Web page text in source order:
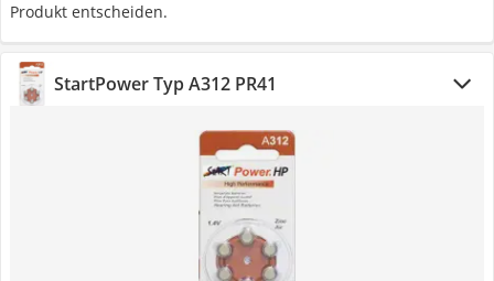
Produkt entscheiden.
StartPower Typ A312 PR41